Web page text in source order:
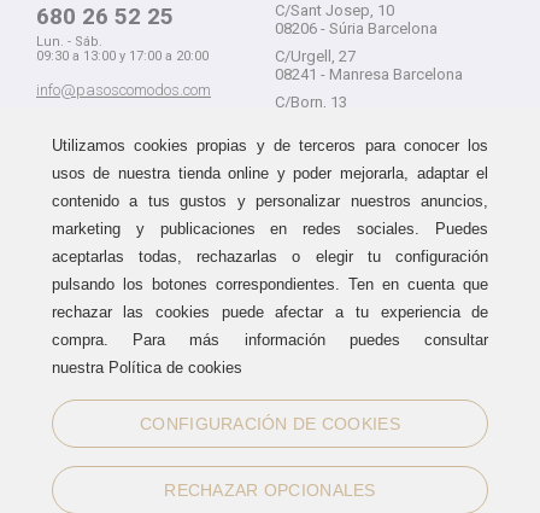
680 26 52 25
Lun. - Sáb.
09:30 a 13:00 y 17:00 a 20:00
info@pasoscomodos.com
C/Sant Josep, 10
08206 - Súria Barcelona
C/Urgell, 27
08241 - Manresa Barcelona
C/Born, 13
Guía de compra
Formas de pago
Métodos de envío
Área de clientes
Devolución sin problemas
Haz tus compras sin miedo a
equivocarte:
aceptamos devolucionesdurante
15 días.
Sellos de confianza
Utilizamos cookies propias y de terceros para conocer los
usos de nuestra tienda online y poder mejorarla, adaptar el
contenido a tus gustos y personalizar nuestros anuncios,
marketing y publicaciones en redes sociales. Puedes
aceptarlas todas, rechazarlas o elegir tu configuración
pulsando los botones correspondientes. Ten en cuenta que
rechazar las cookies puede afectar a tu experiencia de
compra. Para más información puedes consultar
nuestra Política de cookies
CONFIGURACIÓN DE COOKIES
RECHAZAR OPCIONALES